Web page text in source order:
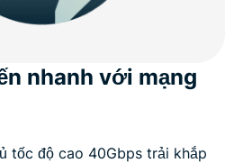
nhanh với mạng
tốc độ cao 40Gbps trải khắp